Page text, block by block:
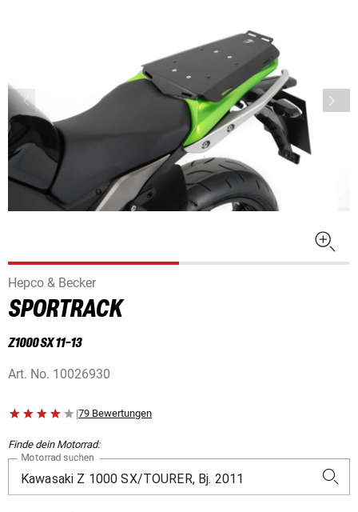
Hepco & Becker
SPORTRACK
Z1000 SX 11-13
Art. No. 10026930
|79 Bewertungen
Finde dein Motorrad:
Motorrad suchen